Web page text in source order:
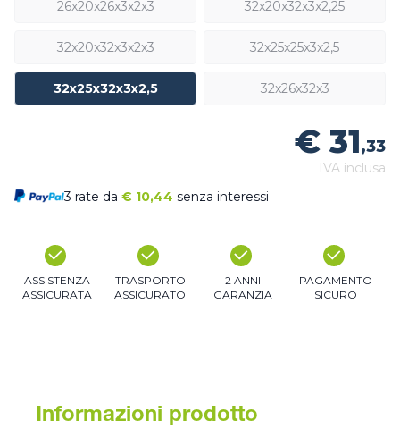
26x20x26x3x2x3 32x20x32x3x2,25
32x20x32x3x2x3 32x25x25x3x2,5
32x25x32x3x2,5 32x26x32x3
€ 31,33
IVA inclusa
3 rate da € 10,44 senza interessi
ASSISTENZA
ASSICURATA
TRASPORTO
ASSICURATO
2 ANNI
GARANZIA
PAGAMENTO
SICURO
Informazioni prodotto